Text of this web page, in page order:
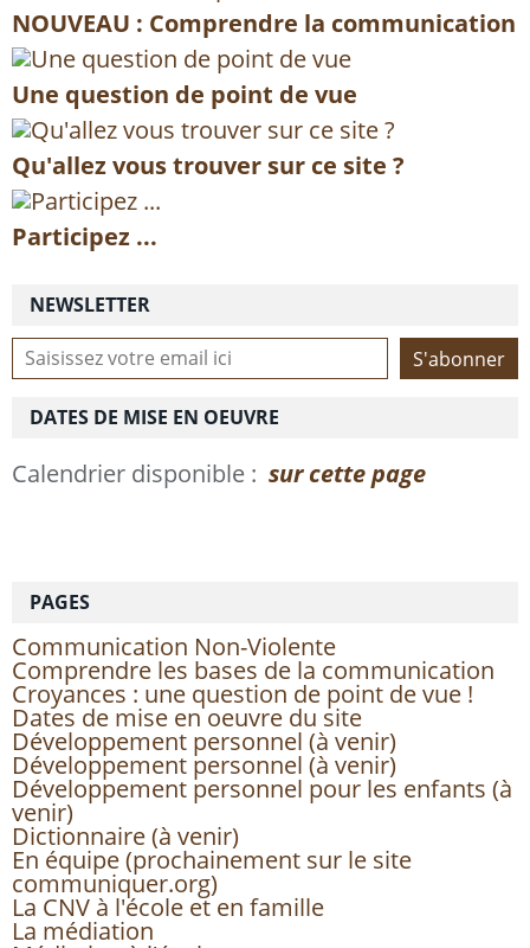
NOUVEAU : Comprendre la communication
Une question de point de vue
Qu'allez vous trouver sur ce site ?
Participez ...
NEWSLETTER
PAGES
Communication Non-Violente
Comprendre les bases de la communication
Croyances : une question de point de vue !
Dates de mise en oeuvre du site
Développement personnel (à venir)
Développement personnel (à venir)
Développement personnel pour les enfants (à
venir)
Dictionnaire (à venir)
En équipe (prochainement sur le site
communiquer.org)
La CNV à l'école et en famille
La médiation
DATES DE MISE EN OEUVRE
Calendrier disponible : sur cette page